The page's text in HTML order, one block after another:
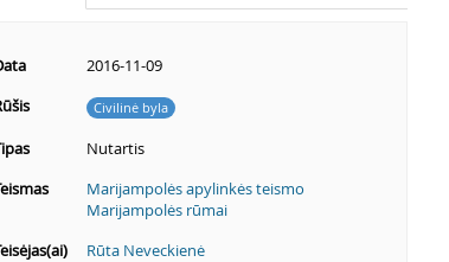
2016-11-09
Civilinė byla
Nutartis
Marijampolės apylinkės teismo
Marijampolės rūmai
Rūta Neveckienė